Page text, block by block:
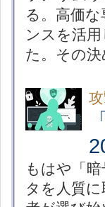
る。高価
ンスを活
た。その決
もはや「
タを人質